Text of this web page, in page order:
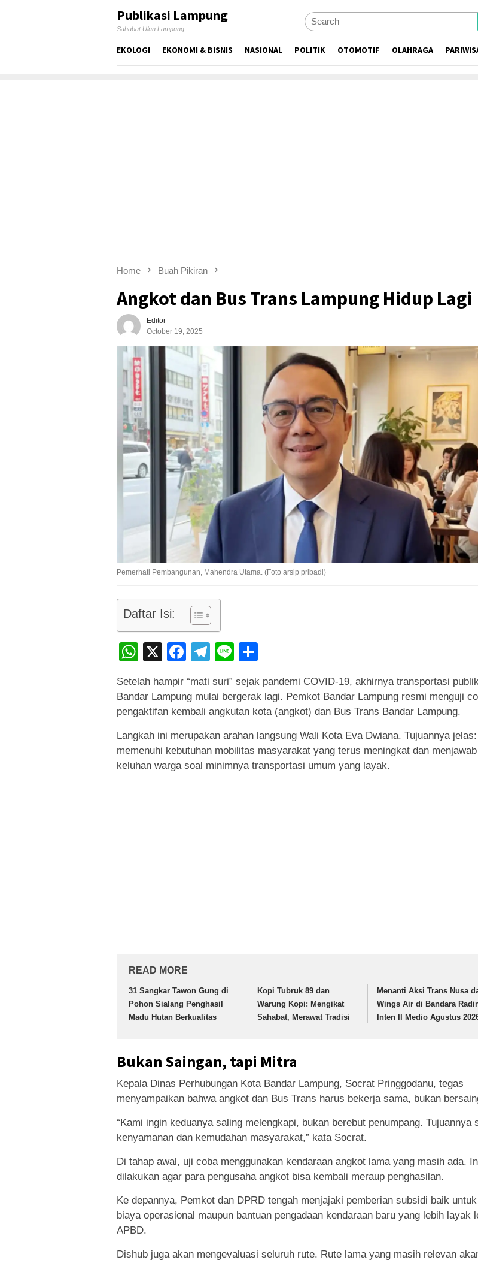
Publikasi Lampung
Sahabat Ulun Lampung
EKOLOGI EKONOMI & BISNIS NASIONAL POLITIK OTOMOTIF OLAHRAGA
Home Buah Pikiran
Angkot dan Bus Trans Lampung Hidup Lagi
Editor
October 19, 2025
Pemerhati Pembangunan, Mahendra Utama. (Foto arsip pribadi)
Daftar Isi:
WhatsApp
X Facebook
Telegram
Line
Setelah hampir “mati suri” sejak pandemi COVID-19, akhirnya transportasi
Bandar Lampung mulai bergerak lagi. Pemkot Bandar Lampung resmi menguji
pengaktifan kembali angkutan kota (angkot) dan Bus Trans Bandar Lampung.
Langkah ini merupakan arahan langsung Wali Kota Eva Dwiana. Tujuannya jelas:
memenuhi kebutuhan mobilitas masyarakat yang terus meningkat dan menjawab
keluhan warga soal minimnya transportasi umum yang layak.
READ MORE
31 Sangkar Tawon Gung di
Pohon Sialang Penghasil
Madu Hutan Berkualitas
Kopi Tubruk 89 dan
Warung Kopi: Mengikat
Sahabat, Merawat Tradisi
Menanti Aksi Trans Nusa
Wings Air di Bandara
Inten II Medio Agustus
Bukan Saingan, tapi Mitra
Kepala Dinas Perhubungan Kota Bandar Lampung, Socrat Pringgodanu, tegas
menyampaikan bahwa angkot dan Bus Trans harus bekerja sama, bukan
“Kami ingin keduanya saling melengkapi, bukan berebut penumpang. Tujuannya
kenyamanan dan kemudahan masyarakat,” kata Socrat.
Di tahap awal, uji coba menggunakan kendaraan angkot lama yang masih ada.
dilakukan agar para pengusaha angkot bisa kembali meraup penghasilan.
Ke depannya, Pemkot dan DPRD tengah menjajaki pemberian subsidi baik untuk
biaya operasional maupun bantuan pengadaan kendaraan baru yang lebih layak
APBD.
Dishub juga akan mengevaluasi seluruh rute. Rute lama yang masih relevan